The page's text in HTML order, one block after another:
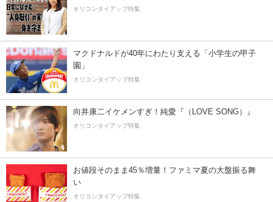
オリコンタイアップ特集
マクドナルドが40年にわたり支える「小学生の甲子
園」
オリコンタイアップ特集
向井康二イケメンすぎ！純愛『（LOVE SONG）』
オリコンタイアップ特集
お値段そのまま45％増量！ファミマ夏の大盤振る舞
い
オリコンタイアップ特集